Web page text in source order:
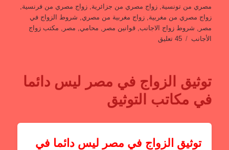
مصري من تونسية ,زواج مصري من جزائرية ,زواج مصري من فرنسية
زواج مصري من مغربية ,زواج مغربية من مصري
شروط الزواج في
مصر
شروط زواج الاجانب ,قوانين مصر محامي مصر
مكتب زواج
الأجانب
45 تعليق
اجانب
توثيق الزواج في مصر ليس دائما
في مكاتب التوثيق
توثيق الزواج في مصر ليس دائما في